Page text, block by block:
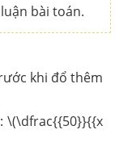
bài toán.
khi đổ thêm
\(\dfrac{{50}}{{x